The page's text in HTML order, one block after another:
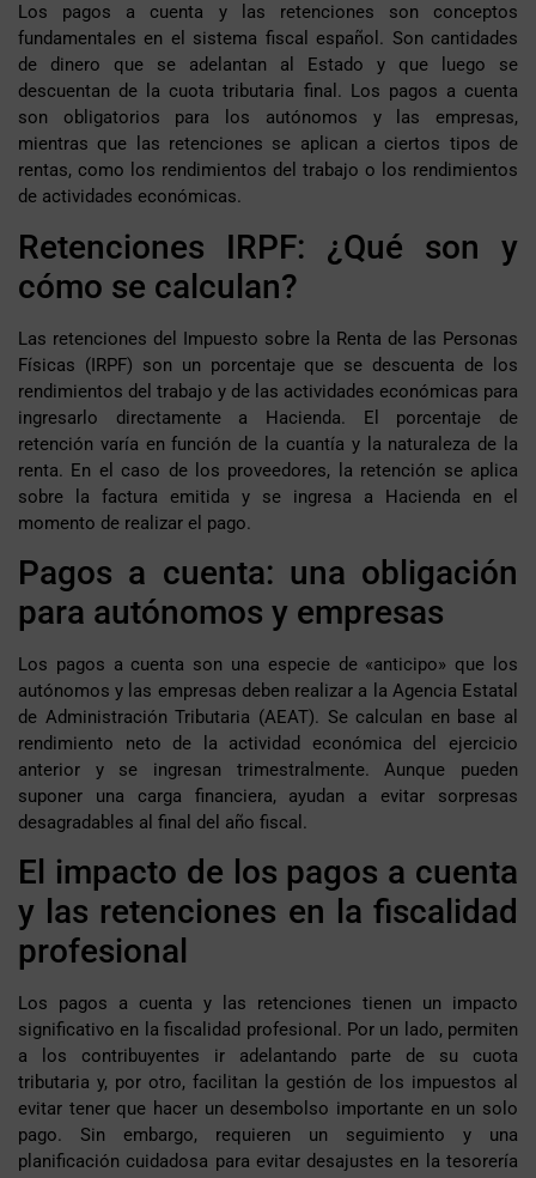
Los pagos a cuenta y las retenciones son conceptos
fundamentales en el sistema fiscal español. Son cantidades
de dinero que se adelantan al Estado y que luego se
descuentan de la cuota tributaria final. Los pagos a cuenta
son obligatorios para los autónomos y las empresas,
mientras que las retenciones se aplican a ciertos tipos de
rentas, como los rendimientos del trabajo o los rendimientos
de actividades económicas.
Retenciones IRPF: ¿Qué son y
cómo se calculan?
Las retenciones del Impuesto sobre la Renta de las Personas
Físicas (IRPF) son un porcentaje que se descuenta de los
rendimientos del trabajo y de las actividades económicas para
ingresarlo directamente a Hacienda. El porcentaje de
retención varía en función de la cuantía y la naturaleza de la
renta. En el caso de los proveedores, la retención se aplica
sobre la factura emitida y se ingresa a Hacienda en el
momento de realizar el pago.
Pagos a cuenta: una obligación
para autónomos y empresas
Los pagos a cuenta son una especie de «anticipo» que los
autónomos y las empresas deben realizar a la Agencia Estatal
de Administración Tributaria (AEAT). Se calculan en base al
rendimiento neto de la actividad económica del ejercicio
anterior y se ingresan trimestralmente. Aunque pueden
suponer una carga financiera, ayudan a evitar sorpresas
desagradables al final del año fiscal.
El impacto de los pagos a cuenta
y las retenciones en la fiscalidad
profesional
Los pagos a cuenta y las retenciones tienen un impacto
significativo en la fiscalidad profesional. Por un lado, permiten
a los contribuyentes ir adelantando parte de su cuota
tributaria y, por otro, facilitan la gestión de los impuestos al
evitar tener que hacer un desembolso importante en un solo
pago. Sin embargo, requieren un seguimiento y una
planificación cuidadosa para evitar desajustes en la tesorería